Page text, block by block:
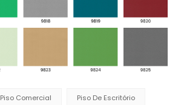
Piso Comercial Piso De Escritório